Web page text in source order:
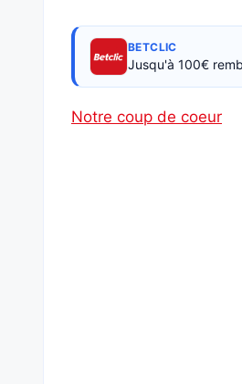
BETCLIC
Jusqu'à 100€
Notre coup de coeur